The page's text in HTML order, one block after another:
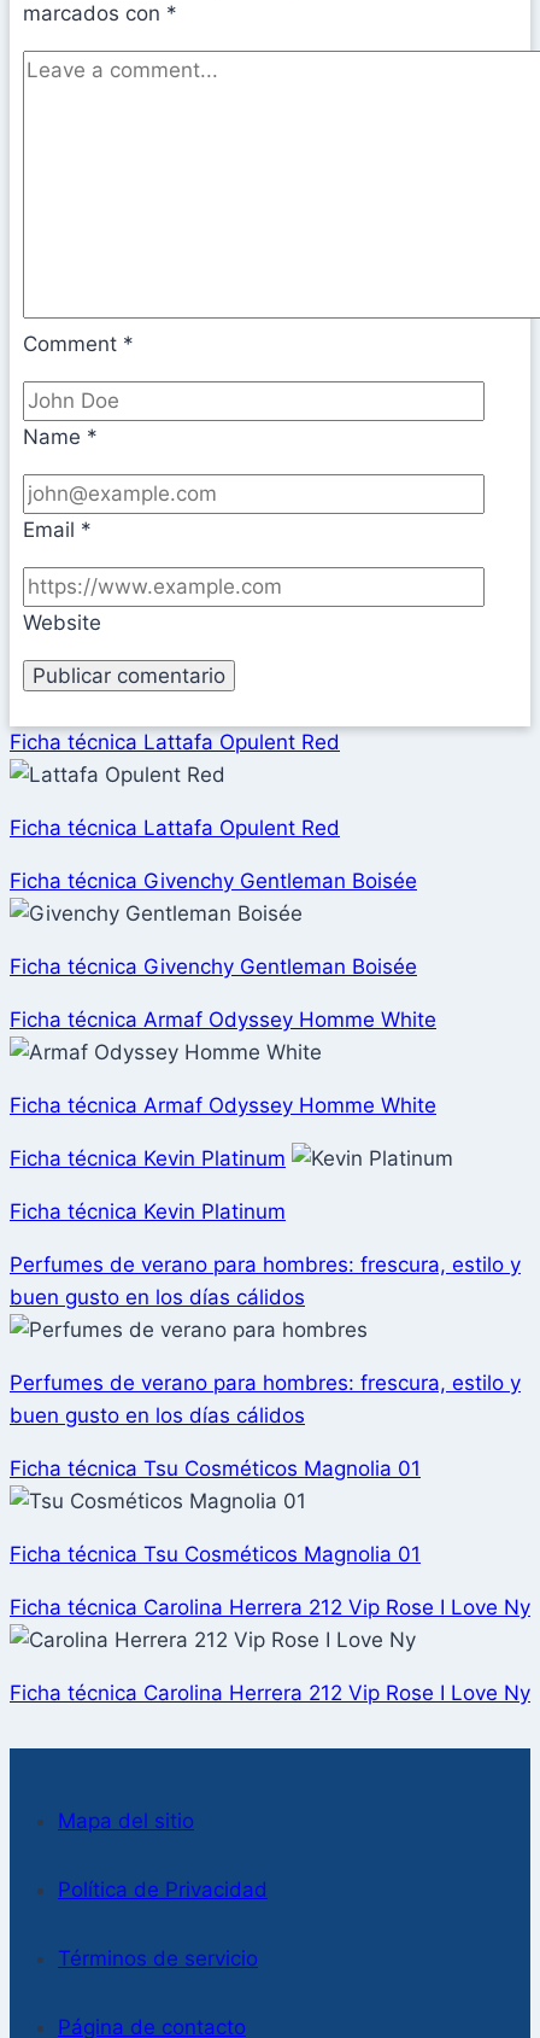
marcados con *
Comment *
Name *
Email *
Website
Ficha técnica Lattafa Opulent Red
Ficha técnica Lattafa Opulent Red
Ficha técnica Givenchy Gentleman Boisée
Ficha técnica Givenchy Gentleman Boisée
Ficha técnica Armaf Odyssey Homme White
Ficha técnica Armaf Odyssey Homme White
Ficha técnica Kevin Platinum
Ficha técnica Kevin Platinum
Perfumes de verano para hombres: frescura, estilo y
buen gusto en los días cálidos
Perfumes de verano para hombres: frescura, estilo y
buen gusto en los días cálidos
Ficha técnica Tsu Cosméticos Magnolia 01
Ficha técnica Tsu Cosméticos Magnolia 01
Ficha técnica Carolina Herrera 212 Vip Rose I Love Ny
Ficha técnica Carolina Herrera 212 Vip Rose I Love Ny
Mapa del sitio
Política de Privacidad
Términos de servicio
Página de contacto